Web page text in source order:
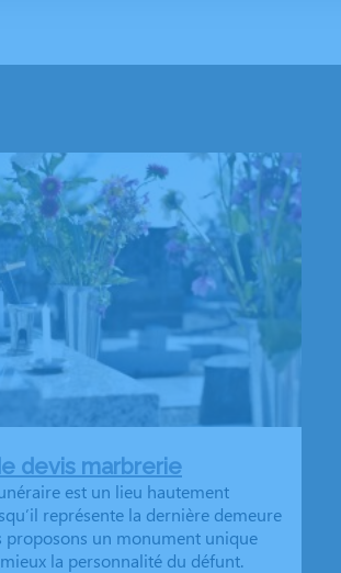
devis marbrerie
est un lieu hautement
représente la dernière demeure
proposons un monument unique
la personnalité du défunt.